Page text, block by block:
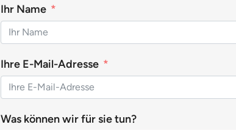
Ihr Name
Ihre E-Mail-Adresse
Was können wir für sie tun?